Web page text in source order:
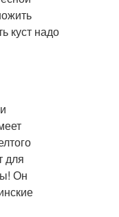
куст надо
для
Он